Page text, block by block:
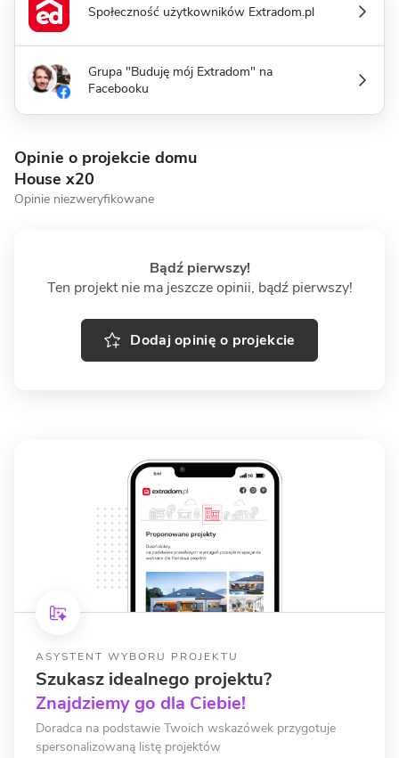
Społeczność użytkowników Extradom.pl
Grupa "Buduję mój Extradom" na
Facebooku
Opinie o projekcie domu
House x20
Opinie niezweryfikowane
Bądź pierwszy!
Ten projekt nie ma jeszcze opinii, bądź pierwszy!
Dodaj opinię o projekcie
ASYSTENT WYBORU PROJEKTU
Szukasz idealnego projektu?
Znajdziemy go dla Ciebie!
Doradca na podstawie Twoich wskazówek przygotuje
spersonalizowaną listę projektów